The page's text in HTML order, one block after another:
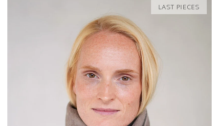
LAST PIECES